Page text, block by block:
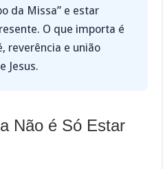
da Missa” e estar
O que importa é
reverência e união
Jesus.
Não é Só Estar